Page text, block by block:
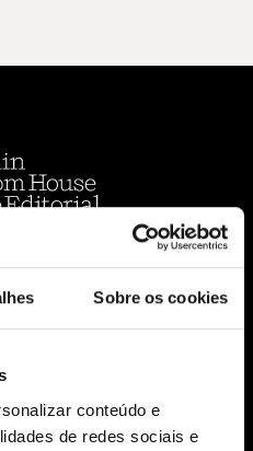
Sobre os cookies
conteúdo e
de redes sociais e
e privacidade